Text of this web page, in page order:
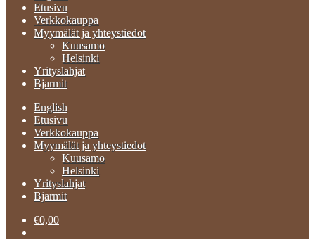
Etusivu
Verkkokauppa
Myymälät ja yhteystiedot
Kuusamo
Helsinki
Yrityslahjat
Bjarmit
English
Etusivu
Verkkokauppa
Myymälät ja yhteystiedot
Kuusamo
Helsinki
Yrityslahjat
Bjarmit
€0,00